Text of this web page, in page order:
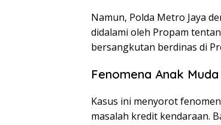
Namun, Polda Metro Jaya
didalami oleh Propam
bersangkutan berdinas di
Fenomena Anak
Kasus ini menyorot
masalah kredit kendaraan.